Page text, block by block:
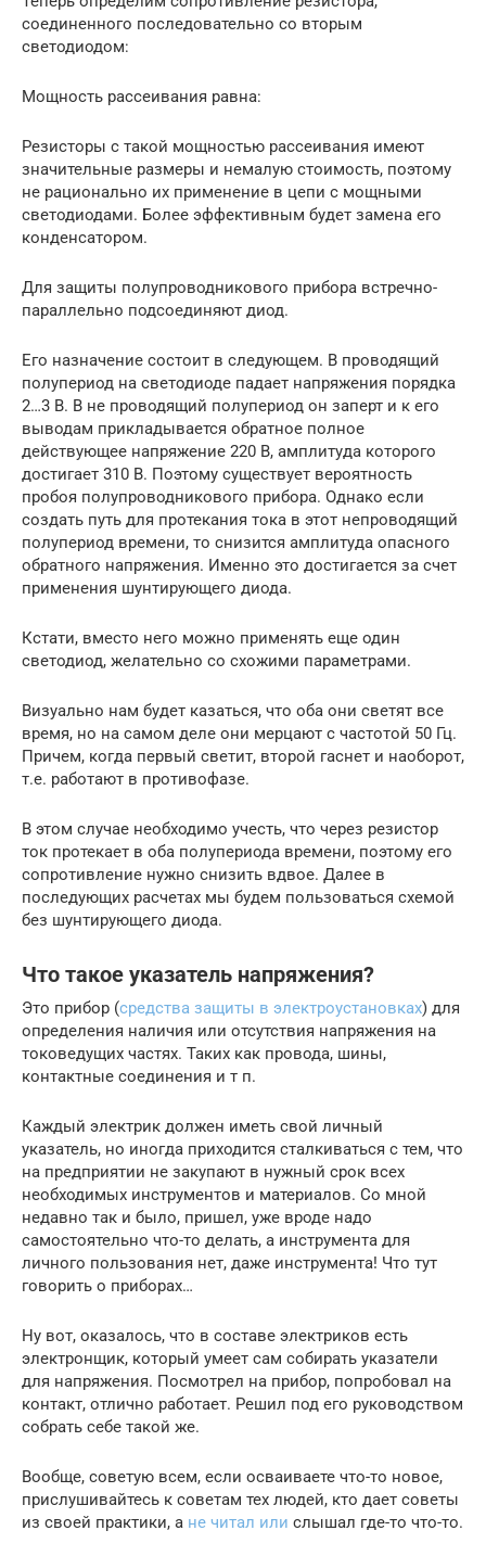
соединенного последовательно со вторым
светодиодом:
Мощность рассеивания равна:
Резисторы с такой мощностью рассеивания имеют
значительные размеры и немалую стоимость, поэтому
не рационально их применение в цепи с мощными
светодиодами. Более эффективным будет замена его
конденсатором.
Для защиты полупроводникового прибора встречно-
параллельно подсоединяют диод.
Его назначение состоит в следующем. В проводящий
полупериод на светодиоде падает напряжения порядка
2…3 В. В не проводящий полупериод он заперт и к его
выводам прикладывается обратное полное
действующее напряжение 220 В, амплитуда которого
достигает 310 В. Поэтому существует вероятность
пробоя полупроводникового прибора. Однако если
создать путь для протекания тока в этот непроводящий
полупериод времени, то снизится амплитуда опасного
обратного напряжения. Именно это достигается за счет
применения шунтирующего диода.
Кстати, вместо него можно применять еще один
светодиод, желательно со схожими параметрами.
Визуально нам будет казаться, что оба они светят все
время, но на самом деле они мерцают с частотой 50 Гц.
Причем, когда первый светит, второй гаснет и наоборот,
т.е. работают в противофазе.
В этом случае необходимо учесть, что через резистор
ток протекает в оба полупериода времени, поэтому его
сопротивление нужно снизить вдвое. Далее в
последующих расчетах мы будем пользоваться схемой
без шунтирующего диода.
Что такое указатель напряжения?
Это прибор (средства защиты в электроустановках) для
определения наличия или отсутствия напряжения на
токоведущих частях. Таких как провода, шины,
контактные соединения и т п.
Каждый электрик должен иметь свой личный
указатель, но иногда приходится сталкиваться с тем, что
на предприятии не закупают в нужный срок всех
необходимых инструментов и материалов. Со мной
недавно так и было, пришел, уже вроде надо
самостоятельно что-то делать, а инструмента для
личного пользования нет, даже инструмента! Что тут
говорить о приборах…
Ну вот, оказалось, что в составе электриков есть
электронщик, который умеет сам собирать указатели
для напряжения. Посмотрел на прибор, попробовал на
контакт, отлично работает. Решил под его руководством
собрать себе такой же.
Вообще, советую всем, если осваиваете что-то новое,
прислушивайтесь к советам тех людей, кто дает советы
из своей практики, а не читал или слышал где-то что-то.